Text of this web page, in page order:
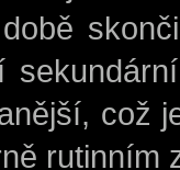
což
rutinním